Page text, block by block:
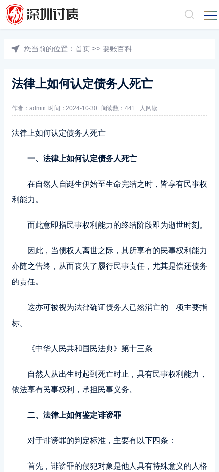
您当前的位置： 首页 >> 要账百科
法律上如何认定债务人死亡
作者：admin 时间：2024-10-30 阅读数：441 +人阅读
法律上如何认定债务人死亡
一、法律上如何认定债务人死亡
在自然人自诞生伊始至生命完结之时，皆享有民事权
利能力。
而此意即指民事权利能力的终结阶段即为逝世时刻。
因此，当债权人离世之际，其所享有的民事权利能力
亦随之告终，从而丧失了履行民事责任，尤其是偿还债务
的责任。
这亦可被视为法律确证债务人已然消亡的一项主要指
标。
《中华人民共和国民法典》第十三条
自然人从出生时起到死亡时止，具有民事权利能力，
依法享有民事权利，承担民事义务。
二、法律上如何鉴定诽谤罪
对于诽谤罪的判定标准，主要有以下四条：
首先，诽谤罪的侵犯对象是他人具有特殊意义的人格